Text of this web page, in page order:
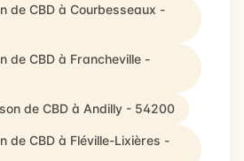
de CBD à Courbesseaux -
de CBD à Francheville -
de CBD à Andilly - 54200
de CBD à Fléville-Lixières -